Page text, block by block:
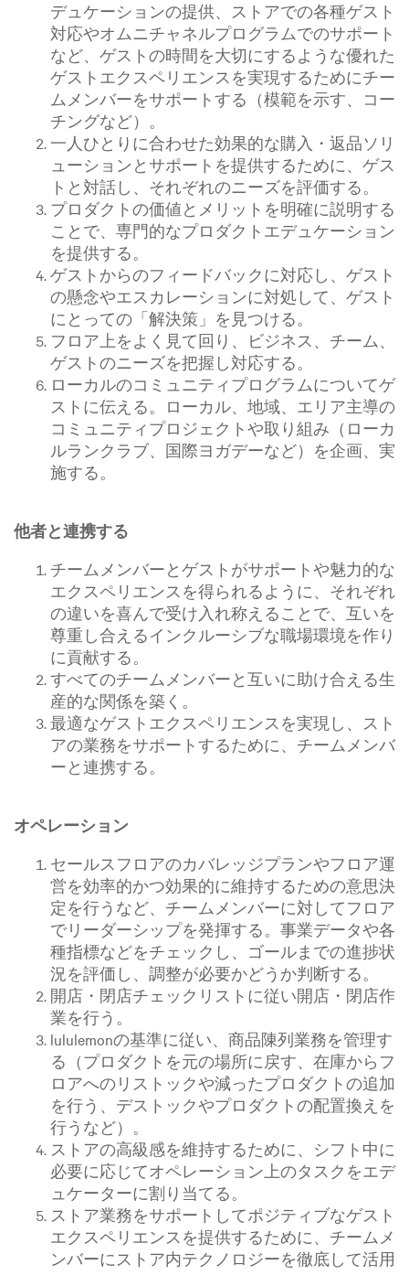
デュケーションの提供、ストアでの各種ゲスト
対応やオムニチャネルプログラムでのサポート
など、ゲストの時間を大切にするような優れた
ゲストエクスペリエンスを実現するためにチー
ムメンバーをサポートする（模範を示す、コー
チングなど）。
一人ひとりに合わせた効果的な購入・返品ソリ
ューションとサポートを提供するために、ゲス
トと対話し、それぞれのニーズを評価する。
プロダクトの価値とメリットを明確に説明する
ことで、専門的なプロダクトエデュケーション
を提供する。
ゲストからのフィードバックに対応し、ゲスト
の懸念やエスカレーションに対処して、ゲスト
にとっての「解決策」を見つける。
フロア上をよく見て回り、ビジネス、チーム、
ゲストのニーズを把握し対応する。
ローカルのコミュニティプログラムについてゲ
ストに伝える。ローカル、地域、エリア主導の
コミュニティプロジェクトや取り組み（ローカ
ルランクラブ、国際ヨガデーなど）を企画、実
施する。
他者と連携する
チームメンバーとゲストがサポートや魅力的な
エクスペリエンスを得られるように、それぞれ
の違いを喜んで受け入れ称えることで、互いを
尊重し合えるインクルーシブな職場環境を作り
に貢献する。
すべてのチームメンバーと互いに助け合える生
産的な関係を築く。
最適なゲストエクスペリエンスを実現し、スト
アの業務をサポートするために、チームメンバ
ーと連携する。
オペレーション
セールスフロアのカバレッジプランやフロア運
営を効率的かつ効果的に維持するための意思決
定を行うなど、チームメンバーに対してフロア
でリーダーシップを発揮する。事業データや各
種指標などをチェックし、ゴールまでの進捗状
況を評価し、調整が必要かどうか判断する。
開店・閉店チェックリストに従い開店・閉店作
業を行う。
lululemonの基準に従い、商品陳列業務を管理す
る（プロダクトを元の場所に戻す、在庫からフ
ロアへのリストックや減ったプロダクトの追加
を行う、デストックやプロダクトの配置換えを
行うなど）。
ストアの高級感を維持するために、シフト中に
必要に応じてオペレーション上のタスクをエデ
ュケーターに割り当てる。
ストア業務をサポートしてポジティブなゲスト
エクスペリエンスを提供するために、チームメ
ンバーにストア内テクノロジーを徹底して活用